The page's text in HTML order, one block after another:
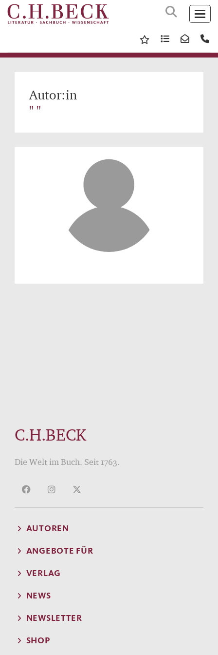
Autor:in
" "
C.H.BECK
Die Welt im Buch. Seit 1763.
AUTOREN
ANGEBOTE FÜR
VERLAG
NEWS
NEWSLETTER
SHOP